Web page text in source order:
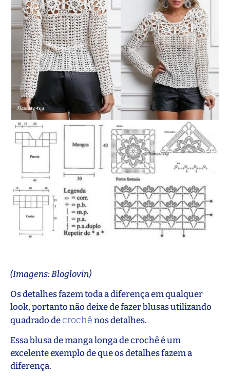
(Imagens: Bloglovin)
Os detalhes fazem toda a diferença em qualquer
look, portanto não deixe de fazer blusas utilizando
quadrado decrochênos detalhes.
Essa blusa de manga longa de crochê é um
excelente exemplo de que os detalhes fazem a
diferença.